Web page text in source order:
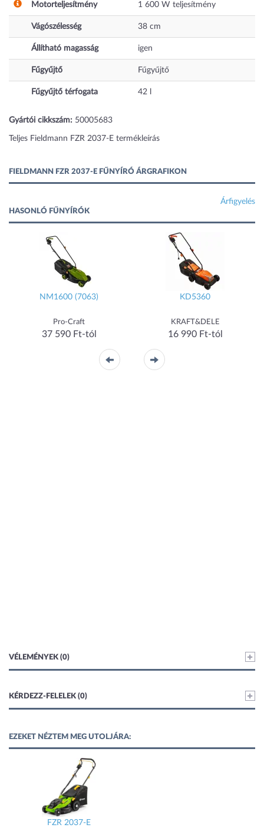
Motorteljesítmény 1 600 W teljesítmény
Vágószélesség 38 cm
Állítható magasság igen
Fűgyűjtő Fűgyűjtő
Fűgyűjtő térfogata 42
Gyártói cikkszám: 50005683
Teljes Fieldmann FZR 2037-E termékleírás
FIELDMANN FZR 2037-E FŰNYÍRÓ ÁRGRAFIKON
Árfigyelés
HASONLÓ FŰNYÍRÓK
NM1600 (7063)
Pro-Craft
37 590 Ft-tól
KD5360
KRAFT&DELE
16 990 Ft-tól
VÉLEMÉNYEK (0)
KÉRDEZZ-FELELEK (0)
EZEKET NÉZTEM MEG UTOLJÁRA:
FZR 2037-E